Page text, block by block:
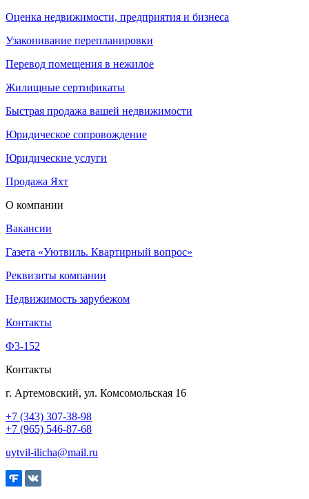
Оценка недвижимости, предприятия и бизнеса
Узаконивание перепланировки
Перевод помещения в нежилое
Жилищные сертификаты
Быстрая продажа вашей недвижимости
Юридическое сопровождение
Юридические услуги
Продажа Яхт
О компании
Вакансии
Газета «Уютвиль. Квартирный вопрос»
Реквизиты компании
Недвижимость зарубежом
Контакты
Ф3-152
Контакты
г. Артемовский, ул. Комсомольская 16
+7 (343) 307-38-98
+7 (965) 546-87-68
uytvil-ilicha@mail.ru